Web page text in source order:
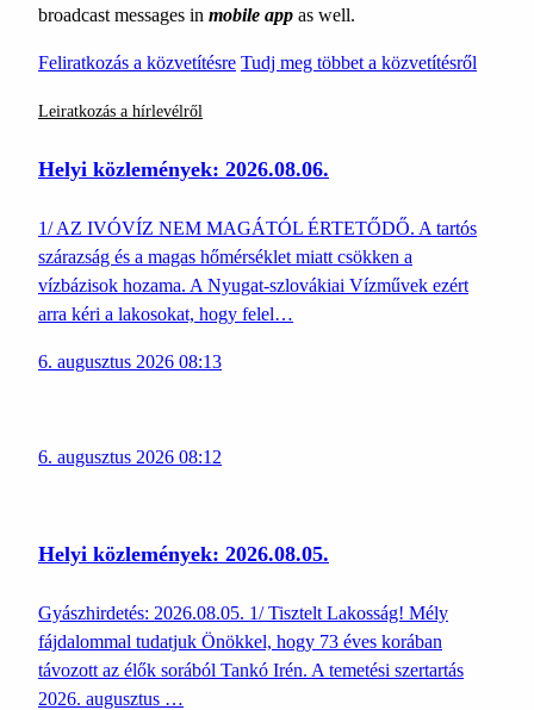
broadcast messages in mobile app as well.
Feliratkozás a közvetítésre Tudj meg többet a közvetítésről
Leiratkozás a hírlevélről
Helyi közlemények: 2026.08.06.
1/ AZ IVÓVÍZ NEM MAGÁTÓL ÉRTETŐDŐ. A tartós
szárazság és a magas hőmérséklet miatt csökken a
vízbázisok hozama. A Nyugat-szlovákiai Vízművek ezért
arra kéri a lakosokat, hogy felel…
6. augusztus 2026 08:13
6. augusztus 2026 08:12
Helyi közlemények: 2026.08.05.
Gyászhirdetés: 2026.08.05. 1/ Tisztelt Lakosság! Mély
fájdalommal tudatjuk Önökkel, hogy 73 éves korában
távozott az élők sorából Tankó Irén. A temetési szertartás
2026. augusztus …